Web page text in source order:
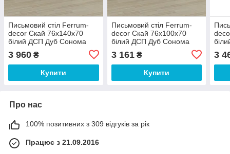
Письмовий стіл Ferrum-
decor Скай 76x140x70
білий ДСП Дуб Сонома
3 960 ₴
Купити
Письмовий стіл Ferrum-
decor Скай 76x100x70
білий ДСП Дуб Сонома
3 161₴
Купити
3
Про нас
100% позитивних з 309 відгуків за рік
Працює з 21.09.2016